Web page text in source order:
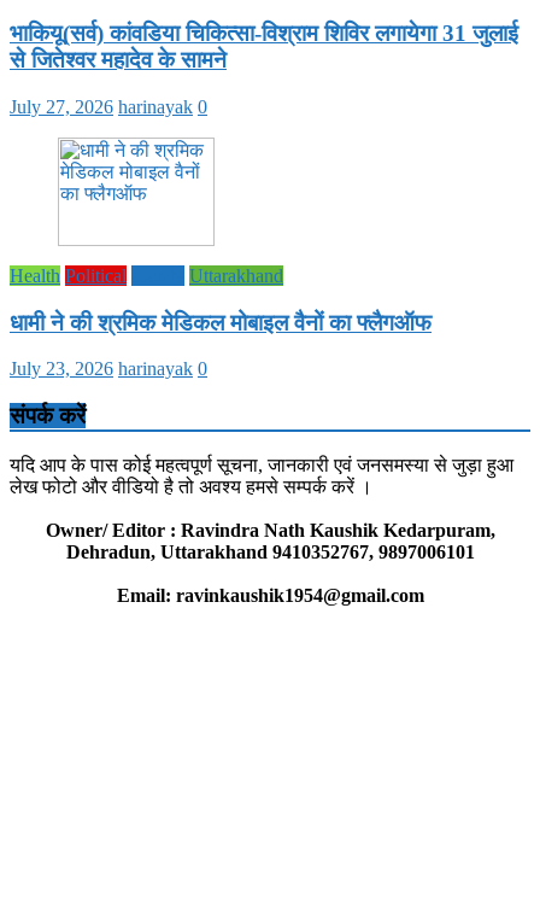
भाकियू(सर्व) कांवडिया चिकित्सा-विश्राम शिविर लगायेगा 31 जुलाई
से जितेश्वर महादेव के सामने
July 27, 2026 harinayak 0
Health Political Uttarakhand
धामी ने की श्रमिक मेडिकल मोबाइल वैनों का फ्लैगऑफ
July 23, 2026 harinayak 0
संपर्क करें
यदि आप के पास कोई महत्वपूर्ण सूचना, जानकारी एवं जनसमस्या से जुड़ा हुआ
लेख फोटो और वीडियो है तो अवश्य हमसे सम्पर्क करें ।
Owner/ Editor : Ravindra Nath Kaushik Kedarpuram,
Dehradun, Uttarakhand 9410352767, 9897006101
Email: ravinkaushik1954@gmail.com